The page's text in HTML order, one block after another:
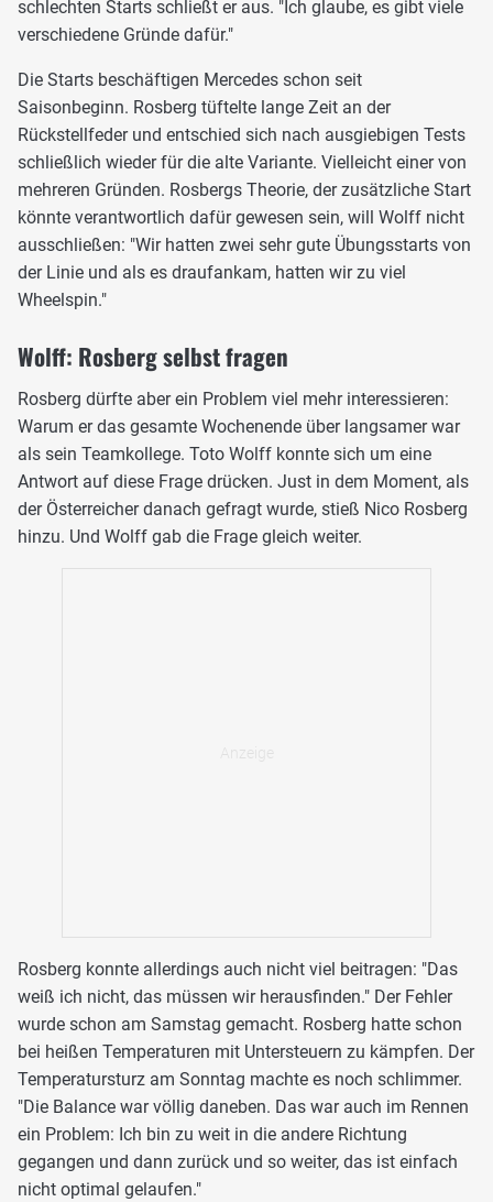
schlechten Starts schließt er aus. "Ich glaube, es gibt viele
verschiedene Gründe dafür."
Die Starts beschäftigen Mercedes schon seit
Saisonbeginn. Rosberg tüftelte lange Zeit an der
Rückstellfeder und entschied sich nach ausgiebigen Tests
schließlich wieder für die alte Variante. Vielleicht einer von
mehreren Gründen. Rosbergs Theorie, der zusätzliche Start
könnte verantwortlich dafür gewesen sein, will Wolff nicht
ausschließen: "Wir hatten zwei sehr gute Übungsstarts von
der Linie und als es draufankam, hatten wir zu viel
Wheelspin."
Wolff: Rosberg selbst fragen
Rosberg dürfte aber ein Problem viel mehr interessieren:
Warum er das gesamte Wochenende über langsamer war
als sein Teamkollege. Toto Wolff konnte sich um eine
Antwort auf diese Frage drücken. Just in dem Moment, als
der Österreicher danach gefragt wurde, stieß Nico Rosberg
hinzu. Und Wolff gab die Frage gleich weiter.
Rosberg konnte allerdings auch nicht viel beitragen: "Das
weiß ich nicht, das müssen wir herausfinden." Der Fehler
wurde schon am Samstag gemacht. Rosberg hatte schon
bei heißen Temperaturen mit Untersteuern zu kämpfen. Der
Temperatursturz am Sonntag machte es noch schlimmer.
"Die Balance war völlig daneben. Das war auch im Rennen
ein Problem: Ich bin zu weit in die andere Richtung
gegangen und dann zurück und so weiter, das ist einfach
nicht optimal gelaufen."